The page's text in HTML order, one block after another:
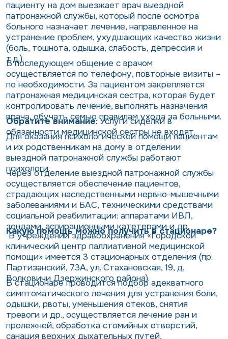
пациенту на дом выезжает врач выездной
патронажной службы, который после осмотра
больного назначает лечение, направленное на
устранение проблем, ухудшающих качество жизни
(боль, тошнота, одышка, слабость, депрессия и
т.д.).
В последующем общение с врачом
осуществляется по телефону, повторные визиты –
по необходимости. За пациентом закрепляется
патронажная медицинская сестра, которая будет
контролировать лечение, выполнять назначения
врача, обучать семью правилам ухода за больными.
Обратите внимание: Услуги сиделки в
обязанности медицинской сестры не входят.
Для оказания психологической помощи пациентам
и их родственникам на дому в отделении
выездной патронажной службы работают
психологи.
Через отделение выездной патронажной службы
осуществляется обеспечение пациентов,
страдающих наследственными нервно-мышечными
заболеваниями и БАС, техническими средствами
социальной реабилитации: аппаратами ИВЛ,
зондами, аспирационными катетерами и др.
Какую помощь можно получить в стационаре?
В учреждении здравоохранения «Городской
клинический центр паллиативной медицинской
помощи» имеется 3 стационарных отделения (пр.
Партизанский, 73А, ул. Стахановская, 19, д.
Волковичи Дзержинского района).
В стационаре проводится подбор адекватного
симптоматического лечения для устранения боли,
одышки, рвоты, уменьшения отеков, снятия
тревоги и др., осуществляется лечение ран и
пролежней, обработка стомийных отверстий,
санация верхних дыхательных путей,